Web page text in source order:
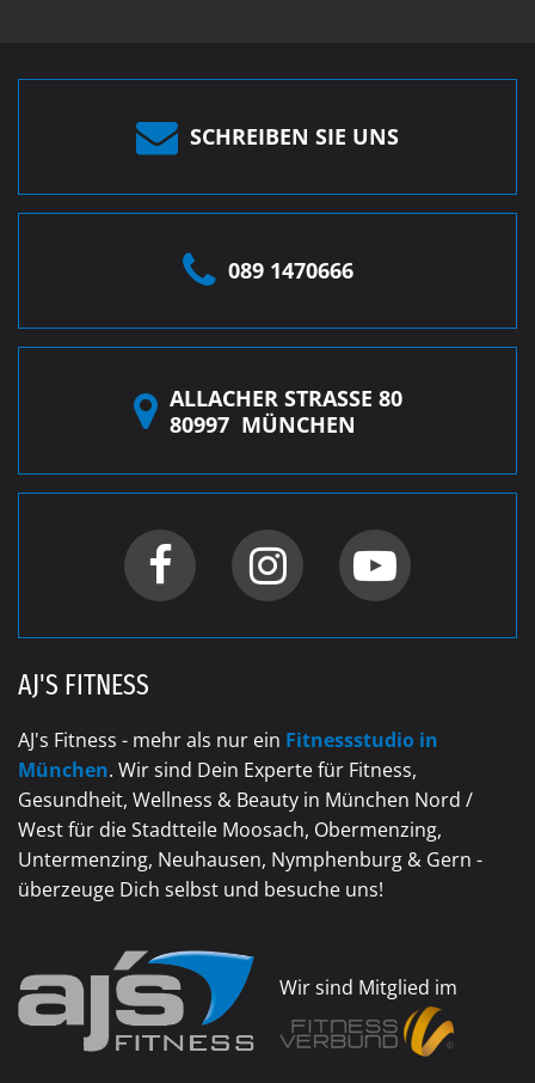
SCHREIBEN SIE UNS
089 1470666
ALLACHER STRASSE 80
80997 MÜNCHEN
AJ'S FITNESS
AJ's Fitness - mehr als nur ein Fitnessstudio in
München. Wir sind Dein Experte für Fitness,
Gesundheit, Wellness & Beauty in München Nord /
West für die Stadtteile Moosach, Obermenzing,
Untermenzing, Neuhausen, Nymphenburg & Gern -
überzeuge Dich selbst und besuche uns!
Wir sind Mitglied im